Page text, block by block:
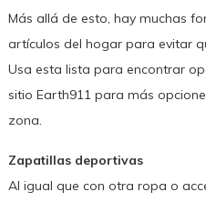
Más allá de esto, hay muchas
artículos del hogar para evitar
Usa esta lista para encontrar
sitio Earth911 para más
zona.
Zapatillas deportivas
Al igual que con otra ropa o